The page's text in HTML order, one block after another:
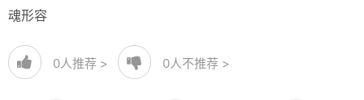
魂形容
0人推荐 > 0人不推荐 >